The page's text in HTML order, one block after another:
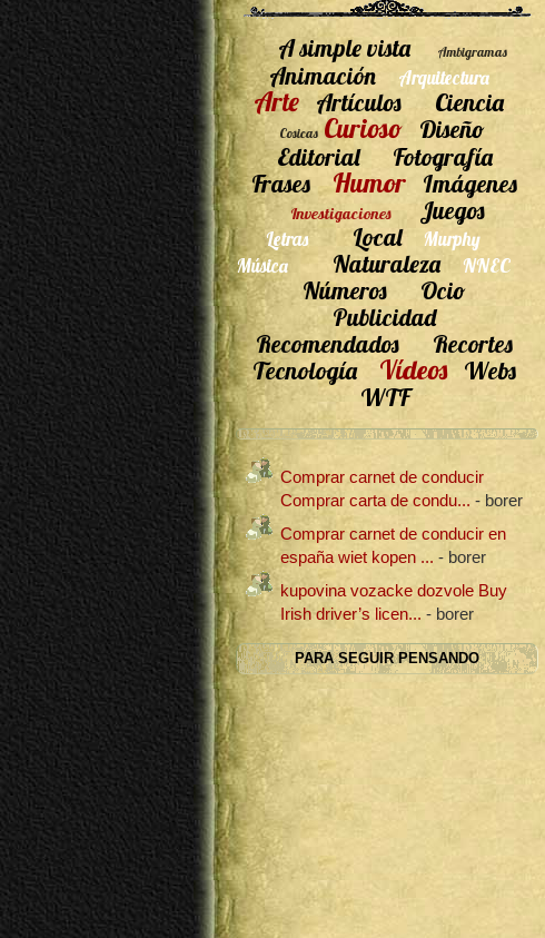
A simple vista Ambigramas
Animación Arquitectura
Arte Artículos Ciencia
Cosicas Curioso
Diseño
Editorial
Fotografía
Frases
Humor Imágenes
Investigaciones Juegos
Letras Local
Murphy
Música
Naturaleza NNEC
Números
Ocio
Publicidad
Recomendados
Recortes
Tecnología
Vídeos Webs
WTF
Comprar carnet de conducir
Comprar carta de condu... - borer
Comprar carnet de conducir en
españa wiet kopen ... - borer
kupovina vozacke dozvole Buy
Irish driver’s licen... - borer
PARA SEGUIR PENSANDO